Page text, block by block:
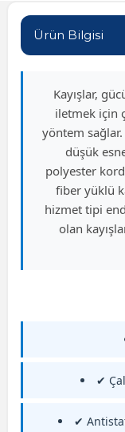
Rulman
Ürün Bilgisi
Kayışlar,
iletmek için
yöntem sağlar.
düşük
polyester
fiber yüklü
hizmet tipi
olan
✔
✔